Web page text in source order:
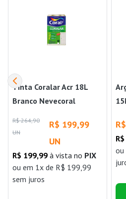
Tinta Coralar Acr 18L
Branco Nevecoral
R$ 264,90
UN
R$ 199,99
UN
R$ 199,99 à vista no PIX
ou em 1x de R$ 199,99
sem juros
ou